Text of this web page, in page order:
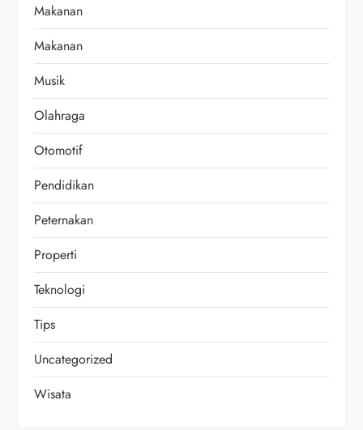
Makanan
Makanan
Musik
Olahraga
Otomotif
Pendidikan
Peternakan
Properti
Teknologi
Tips
Uncategorized
Wisata